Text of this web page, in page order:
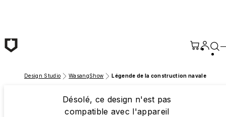
Design Studio WasangShow Légende de la construction navale
Désolé, ce design n'est pas
compatible avec l'appareil